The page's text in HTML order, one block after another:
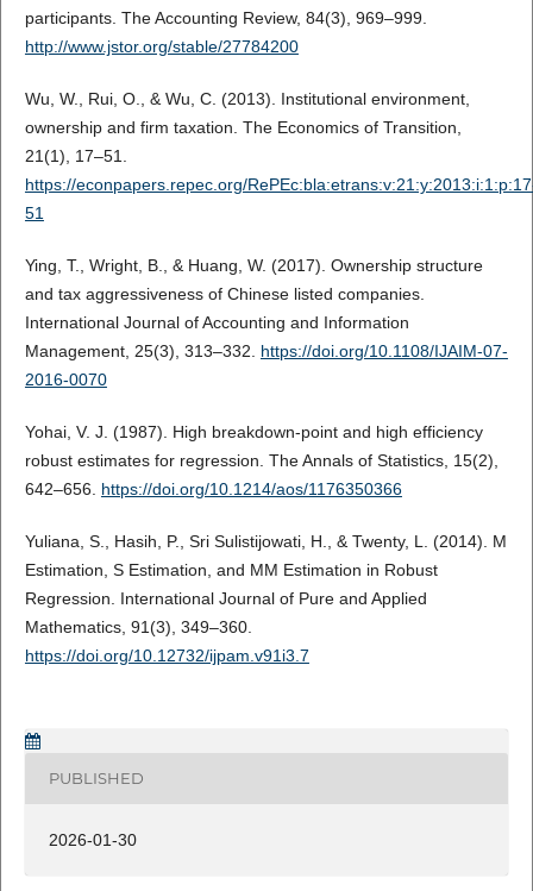
participants. The Accounting Review, 84(3), 969–999.
http://www.jstor.org/stable/27784200
Wu, W., Rui, O., & Wu, C. (2013). Institutional environment,
ownership and firm taxation. The Economics of Transition,
21(1), 17–51.
https://econpapers.repec.org/
51
Ying, T., Wright, B., & Huang, W. (2017). Ownership structure
and tax aggressiveness of Chinese listed companies.
International Journal of Accounting and Information
Management, 25(3), 313–332. https://doi.org/10.1108/IJAIM-07-
2016-0070
Yohai, V. J. (1987). High breakdown-point and high efficiency
robust estimates for regression. The Annals of Statistics, 15(2),
642–656. https://doi.org/10.1214/aos/1176350366
Yuliana, S., Hasih, P., Sri Sulistijowati, H., & Twenty, L. (2014). M
Estimation, S Estimation, and MM Estimation in Robust
Regression. International Journal of Pure and Applied
Mathematics, 91(3), 349–360.
https://doi.org/10.12732/ijpam.v91i3.7
PUBLISHED
2026-01-30